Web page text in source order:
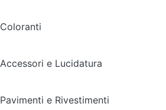
Coloranti
Accessori e Lucidatura
Pavimenti e Rivestimenti